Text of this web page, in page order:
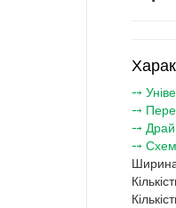
⤍
⤍
⤍
⤍